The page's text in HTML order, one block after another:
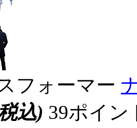
フォーマー
込) 39ポイ